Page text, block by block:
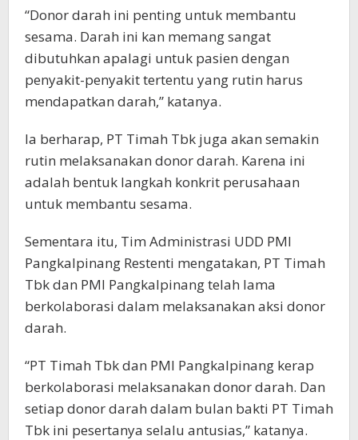
“Donor darah ini penting untuk membantu
sesama. Darah ini kan memang sangat
dibutuhkan apalagi untuk pasien dengan
penyakit-penyakit tertentu yang rutin harus
mendapatkan darah,” katanya.
Ia berharap, PT Timah Tbk juga akan semakin
rutin melaksanakan donor darah. Karena ini
adalah bentuk langkah konkrit perusahaan
untuk membantu sesama.
Sementara itu, Tim Administrasi UDD PMI
Pangkalpinang Restenti mengatakan, PT Timah
Tbk dan PMI Pangkalpinang telah lama
berkolaborasi dalam melaksanakan aksi donor
darah.
“PT Timah Tbk dan PMI Pangkalpinang kerap
berkolaborasi melaksanakan donor darah. Dan
setiap donor darah dalam bulan bakti PT Timah
Tbk ini pesertanya selalu antusias,” katanya.